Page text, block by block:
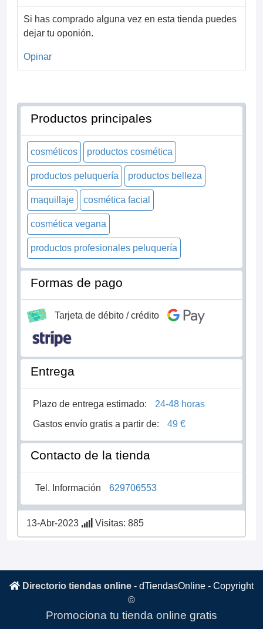
Si has comprado alguna vez en esta tienda puedes
dejar tu oponión.
Opinar
Productos principales
cosméticos productos cosmética
productos peluquería productos belleza
maquillaje cosmética facial
cosmética vegana
productos profesionales peluquería
Formas de pago
Tarjeta de débito / crédito
Entrega
Plazo de entrega estimado:
24-48 horas
Gastos envío gratis a partir de:
49 €
Contacto de la tienda
Tel. Información 629706553
13-Abr-2023 Visitas: 885
Directorio tiendas online - dTiendasOnline - Copyright
©
Promociona tu tienda online gratis